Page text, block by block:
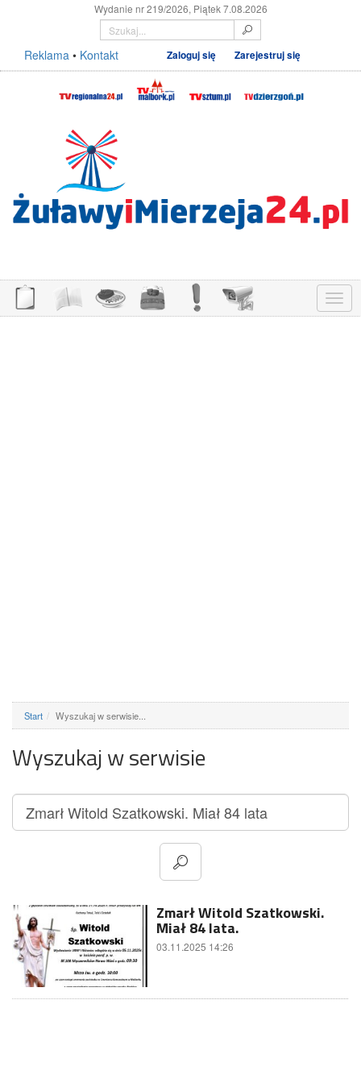
Wydanie nr 219/2026, Piątek 7.08.2026
Reklama • Kontakt Zaloguj się Zarejestruj się
Menu
Start Wyszukaj w serwisie...
Wyszukaj w serwisie
Zmarł Witold Szatkowski.
Miał 84 lata.
03.11.2025 14:26